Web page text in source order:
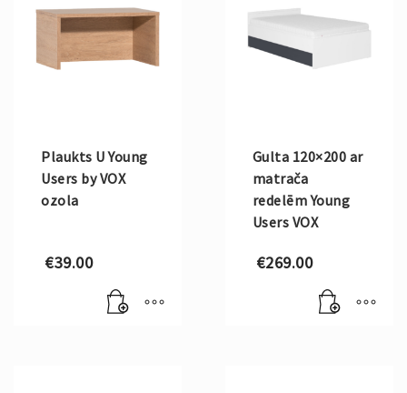
Plaukts U Young
Users by VOX
ozola
€39.00
Gulta 120×200 ar
matrača
redelēm Young
Users VOX
€269.00